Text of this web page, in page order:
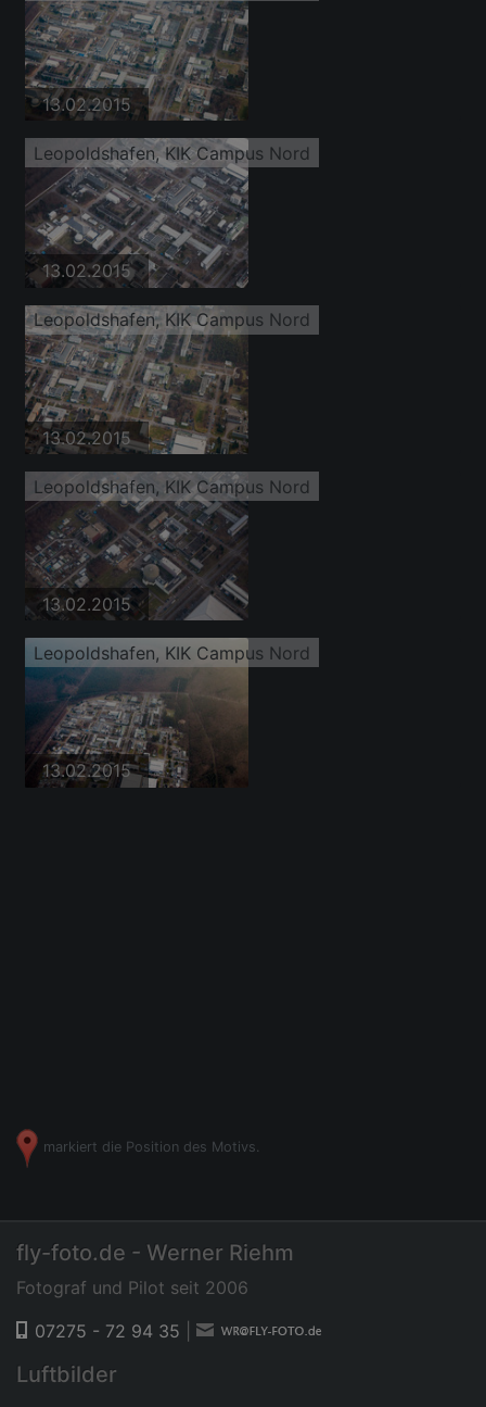
13.02.2015
Leopoldshafen, KIK Campus Nord
13.02.2015
Leopoldshafen, KIK Campus Nord
13.02.2015
Leopoldshafen, KIK Campus Nord
13.02.2015
Leopoldshafen, KIK Campus Nord
13.02.2015
markiert die Position des Motivs.
fly-foto.de - Werner Riehm
Fotograf und Pilot seit 2006
07275 - 72 94 35
Luftbilder